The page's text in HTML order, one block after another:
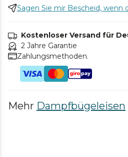
Sagen Sie mir Bescheid, wenn
Kostenloser Versand für
2 Jahre Garantie
Zahlungsmethoden.
Mehr Dampfbügeleisen